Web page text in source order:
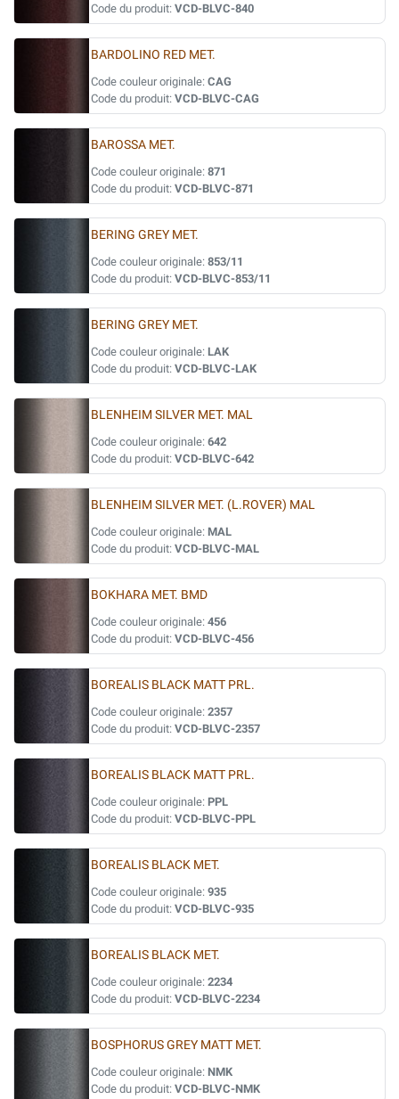
Code du produit: VCD-BLVC-840
BARDOLINO RED MET.
Code couleur originale: CAG
Code du produit: VCD-BLVC-CAG
BAROSSA MET.
Code couleur originale: 871
Code du produit: VCD-BLVC-871
BERING GREY MET.
Code couleur originale: 853/11
Code du produit: VCD-BLVC-853/11
BERING GREY MET.
Code couleur originale: LAK
Code du produit: VCD-BLVC-LAK
BLENHEIM SILVER MET. MAL
Code couleur originale: 642
Code du produit: VCD-BLVC-642
BLENHEIM SILVER MET. (L.ROVER) MAL
Code couleur originale: MAL
Code du produit: VCD-BLVC-MAL
BOKHARA MET. BMD
Code couleur originale: 456
Code du produit: VCD-BLVC-456
BOREALIS BLACK MATT PRL.
Code couleur originale: 2357
Code du produit: VCD-BLVC-2357
BOREALIS BLACK MATT PRL.
Code couleur originale: PPL
Code du produit: VCD-BLVC-PPL
BOREALIS BLACK MET.
Code couleur originale: 935
Code du produit: VCD-BLVC-935
BOREALIS BLACK MET.
Code couleur originale: 2234
Code du produit: VCD-BLVC-2234
BOSPHORUS GREY MATT MET.
Code couleur originale: NMK
Code du produit: VCD-BLVC-NMK